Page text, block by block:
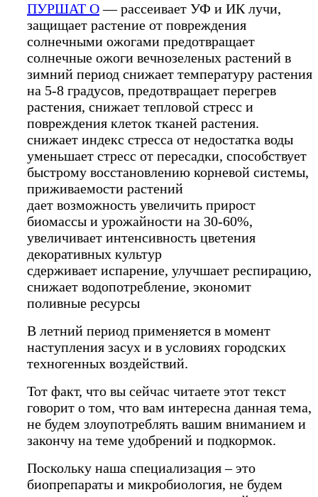
ПУРШАТ О— рассеивает УФ и ИК лучи,
защищает растение от повреждения
солнечными ожогами предотвращает
солнечные ожоги вечнозеленых растений в
зимний период снижает температуру растения
на 5-8 градусов, предотвращает перегрев
растения, снижает тепловой стресс и
повреждения клеток тканей растения.
снижает индекс стресса от недостатка воды
уменьшает стресс от пересадки, способствует
быстрому восстановлению корневой системы,
приживаемости растений
дает возможность увеличить прирост
биомассы и урожайности на 30-60%,
увеличивает интенсивность цветения
декоративных культур
сдерживает испарение, улучшает респирацию,
снижает водопотребление, экономит
поливные ресурсы
В летний период применяется в момент
наступления засух и в условиях городских
техногенных воздействий.
Тот факт, что вы сейчас читаете этот текст
говорит о том, что вам интересна данная тема,
не будем злоупотреблять вашим вниманием и
закончу на теме удобрений и подкормок.
Поскольку наша специализация – это
биопрепараты и микробиология, не будем